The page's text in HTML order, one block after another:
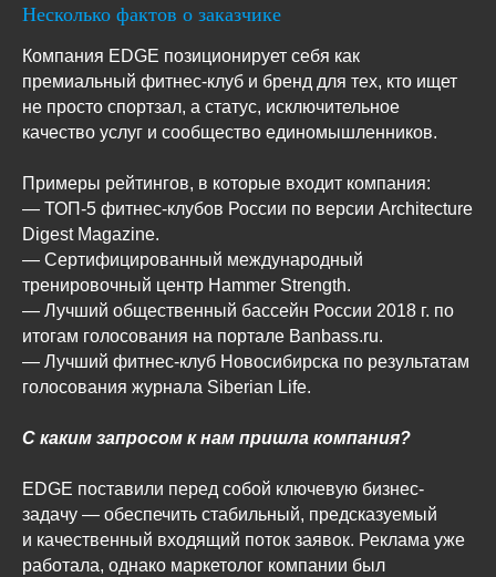
Несколько фактов о заказчике
Компания EDGE позиционирует себя как
премиальный фитнес-клуб и бренд для тех, кто ищет
не просто спортзал, а статус, исключительное
качество услуг и сообщество единомышленников.
Примеры рейтингов, в которые входит компания:
— ТОП-5 фитнес-клубов России по версии Architecture
Digest Magazine.
— Сертифицированный международный
тренировочный центр Hammer Strength.
— Лучший общественный бассейн России 2018 г. по
итогам голосования на портале Banbass.ru.
— Лучший фитнес-клуб Новосибирска по результатам
голосования журнала Siberian Life.
С каким запросом к нам пришла компания?
EDGE поставили перед собой ключевую бизнес-
задачу — обеспечить стабильный, предсказуемый
и качественный входящий поток заявок. Реклама уже
работала, однако маркетолог компании был